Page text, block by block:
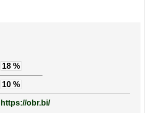
18 %
10 %
https://obr.bi/